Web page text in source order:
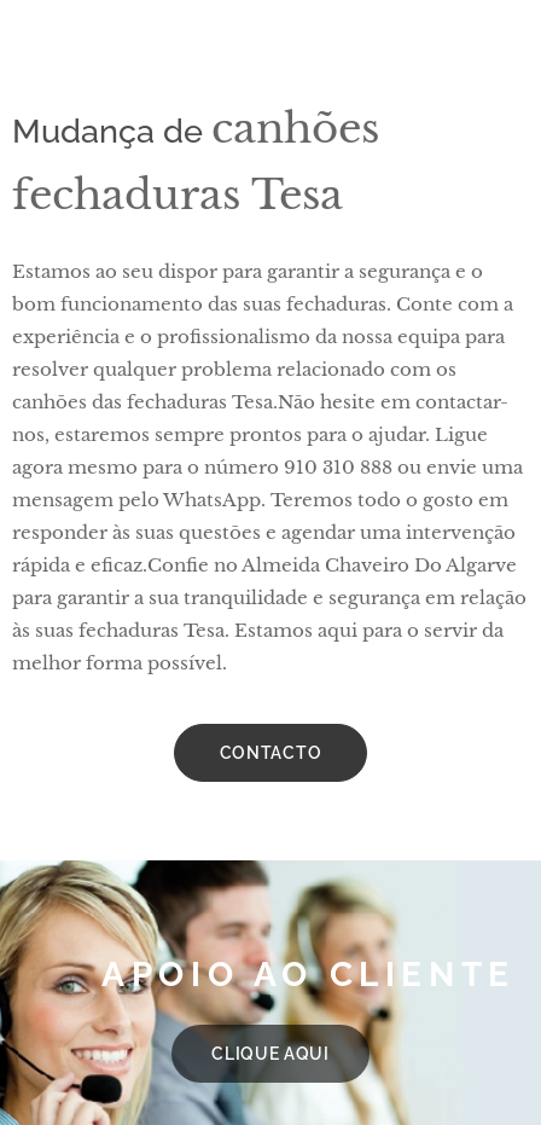
Mudança de canhões
fechaduras Tesa
Estamos ao seu dispor para garantir a segurança e o
bom funcionamento das suas fechaduras. Conte com a
experiência e o profissionalismo da nossa equipa para
resolver qualquer problema relacionado com os
canhões das fechaduras Tesa.Não hesite em contactar-
nos, estaremos sempre prontos para o ajudar. Ligue
agora mesmo para o número 910 310 888 ou envie uma
mensagem pelo WhatsApp. Teremos todo o gosto em
responder às suas questões e agendar uma intervenção
rápida e eficaz.Confie no Almeida Chaveiro Do Algarve
para garantir a sua tranquilidade e segurança em relação
às suas fechaduras Tesa. Estamos aqui para o servir da
melhor forma possível.
CONTACTO
APOIO AO CLIENTE
CLIQUE AQUI